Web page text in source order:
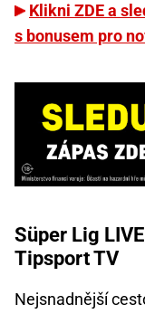
Klikni ZDE a
s bonusem pro
Süper Lig
Tipsport TV
Nejsnadnější